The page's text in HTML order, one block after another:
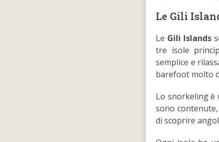
Le Gili
Le Gili Islands
tre isole
semplice e
barefoot molto
Lo snorkeling è
sono
di scoprire